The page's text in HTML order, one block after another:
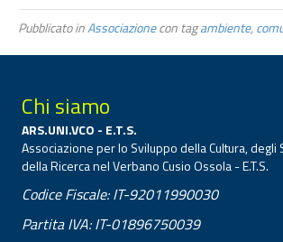
Pubblicato inAssociazionecon tagambiente,
Chi siamo
ARS.UNI.VCO - E.T.S.
Associazione per lo Sviluppo della Cultura, degli
della Ricerca nel Verbano Cusio Ossola - E.T.S.
Codice Fiscale: IT-92011990030
Partita IVA: IT-01896750039